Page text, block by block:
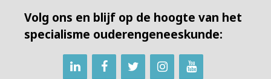
Volg ons en blijf op de hoogte van het
specialisme ouderengeneeskunde: